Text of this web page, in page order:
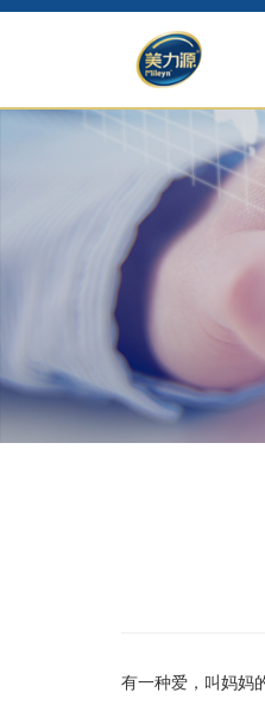
有一种爱，叫妈妈